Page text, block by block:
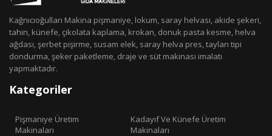
Kağnıcıoğulları Makina pişmaniye, lokum, saray helvası, akide şekeri,
tahin, künefe, çikolata kaplama, krokan, donuk pasta kesme, helva
ağdası, şerbet pişirme, susam elek, saray helva pres, taylan tipi
dondurma, şeker paketleme, draje ve süt makinası imalatı
yapmaktadır.
Kategoriler
Pişmaniye Üretim
Makinaları
Kadayıf Ve Künefe Üretim
Makinaları